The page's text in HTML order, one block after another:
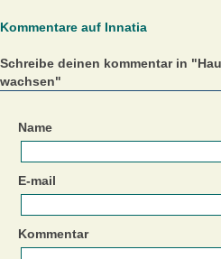
Kommentare auf Innatia
Schreibe deinen kommentar in
wachsen"
Name
E-mail
Kommentar